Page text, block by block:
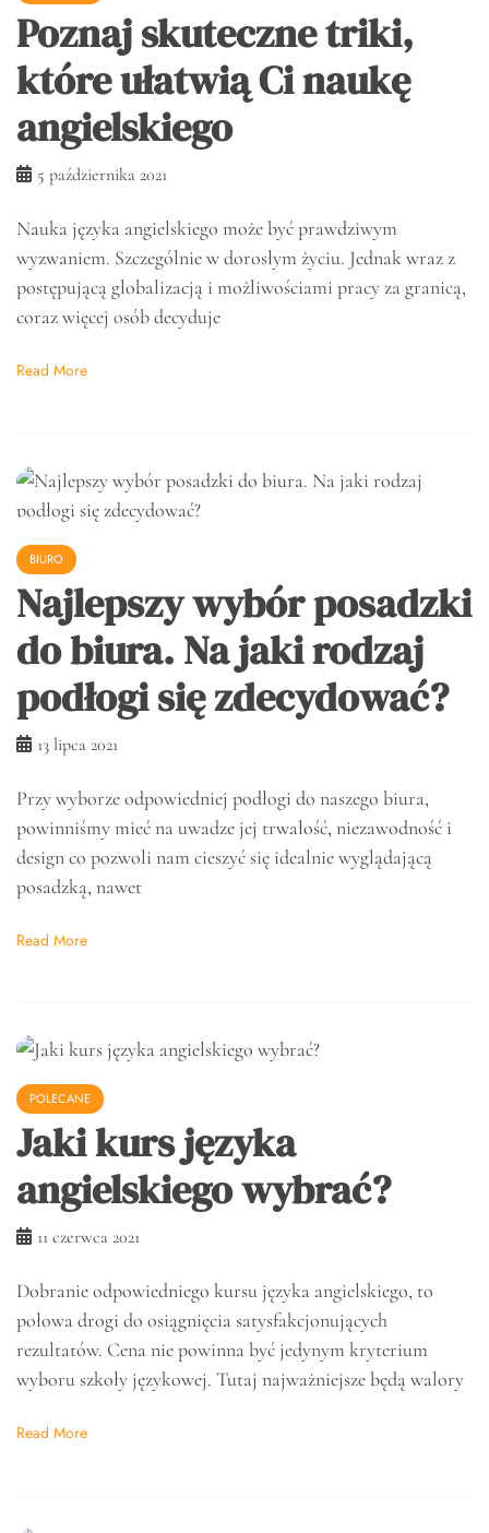
Poznaj skuteczne triki,
które ułatwią Ci naukę
angielskiego
5 października 2021
Nauka języka angielskiego może być prawdziwym
wyzwaniem. Szczególnie w dorosłym życiu. Jednak wraz z
postępującą globalizacją i możliwościami pracy za granicą,
coraz więcej osób decyduje
Read More
BIURO
Najlepszy wybór posadzki
do biura. Na jaki rodzaj
podłogi się zdecydować?
13 lipca 2021
Przy wyborze odpowiedniej podłogi do naszego biura,
powinniśmy mieć na uwadze jej trwałość, niezawodność i
design co pozwoli nam cieszyć się idealnie wyglądającą
posadzką, nawet
Read More
POLECANE
Jaki kurs języka
angielskiego wybrać?
11 czerwca 2021
Dobranie odpowiedniego kursu języka angielskiego, to
połowa drogi do osiągnięcia satysfakcjonujących
rezultatów. Cena nie powinna być jedynym kryterium
wyboru szkoły językowej. Tutaj najważniejsze będą walory
Read More